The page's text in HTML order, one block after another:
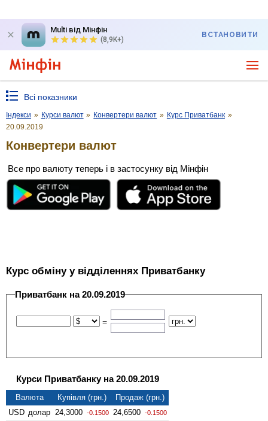
Multi від Мінфін
(8,9K+)
ВСТАНОВИТИ
Всі показники
Індекси » Курси валют » Конвертери валют » Курс Приватбанк »
20.09.2019
Конвертери валют
Все про валюту теперь і в застосунку від Мінфін
Курс обміну у відділеннях Приватбанку
Приватбанк на 20.09.2019
=
Курси Приватбанку на 20.09.2019
Валюта Купівля (грн.)
Продаж (грн.)
USD долар 24,3000 -0.1500 24,6500 -0.1500